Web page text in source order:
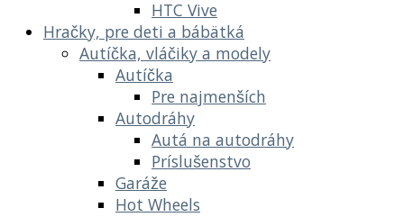
HTC Vive
Hračky, pre deti a bábätká
Autíčka, vláčiky a modely
Autíčka
Pre najmenších
Autodráhy
Autá na autodráhy
Príslušenstvo
Garáže
Hot Wheels